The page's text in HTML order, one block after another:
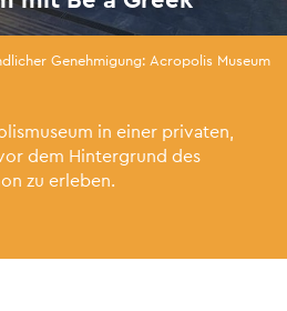
Genehmigung: Acropolis Museum
in einer privaten,
dem Hintergrund des
zu erleben.